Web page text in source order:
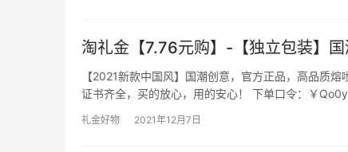
淘礼金【7.76元购】-【独立包装】
【2021新款中国风】国潮创意，官方正品，高品质
证书齐全，买的放心，用的安心！ 下单口令：￥
礼金好物 2021年12月7日